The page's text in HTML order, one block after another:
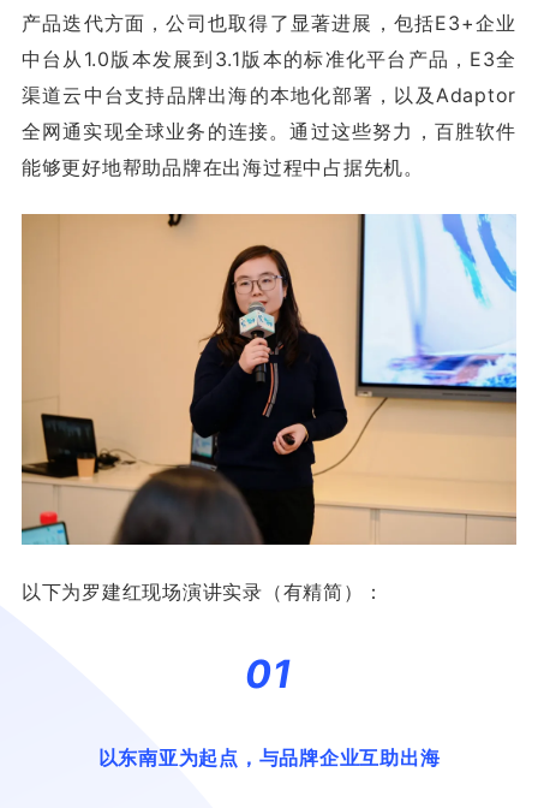
产品迭代方面，公司也取得了显著进展，包括E3+企业
中台从1.0版本发展到3.1版本的标准化平台产品，E3全
渠道云中台支持品牌出海的本地化部署，以及Adaptor
全网通实现全球业务的连接。通过这些努力，百胜软件
能够更好地帮助品牌在出海过程中占据先机。
以下为罗建红现场演讲实录（有精简）：
01
以东南亚为起点，与品牌企业互助出海